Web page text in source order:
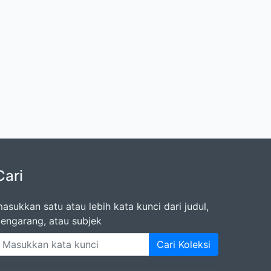
satu atau lebih kata kunci dari judul,
atau subjek
Cari Koleksi